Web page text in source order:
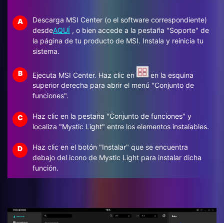
A
Descarga MSI Center (o el software correspondiente)
desdeAQUÍ , o bien accede a la pestaña "Soporte" de
la página de tu producto de MSI. Instala y reinicia tu
sistema.
B Ejecuta MSI Center. Haz clic en
en la esquina
superior derecha para abrir el menú "Conjunto de
funciones".
C
Haz clic en la pestaña "Conjunto de funciones" y
localiza "Mystic Light" entre los elementos instalables.
D
Haz clic en el botón "Instalar" que se encuentra
debajo del icono de Mystic Light para instalar dicha
función.